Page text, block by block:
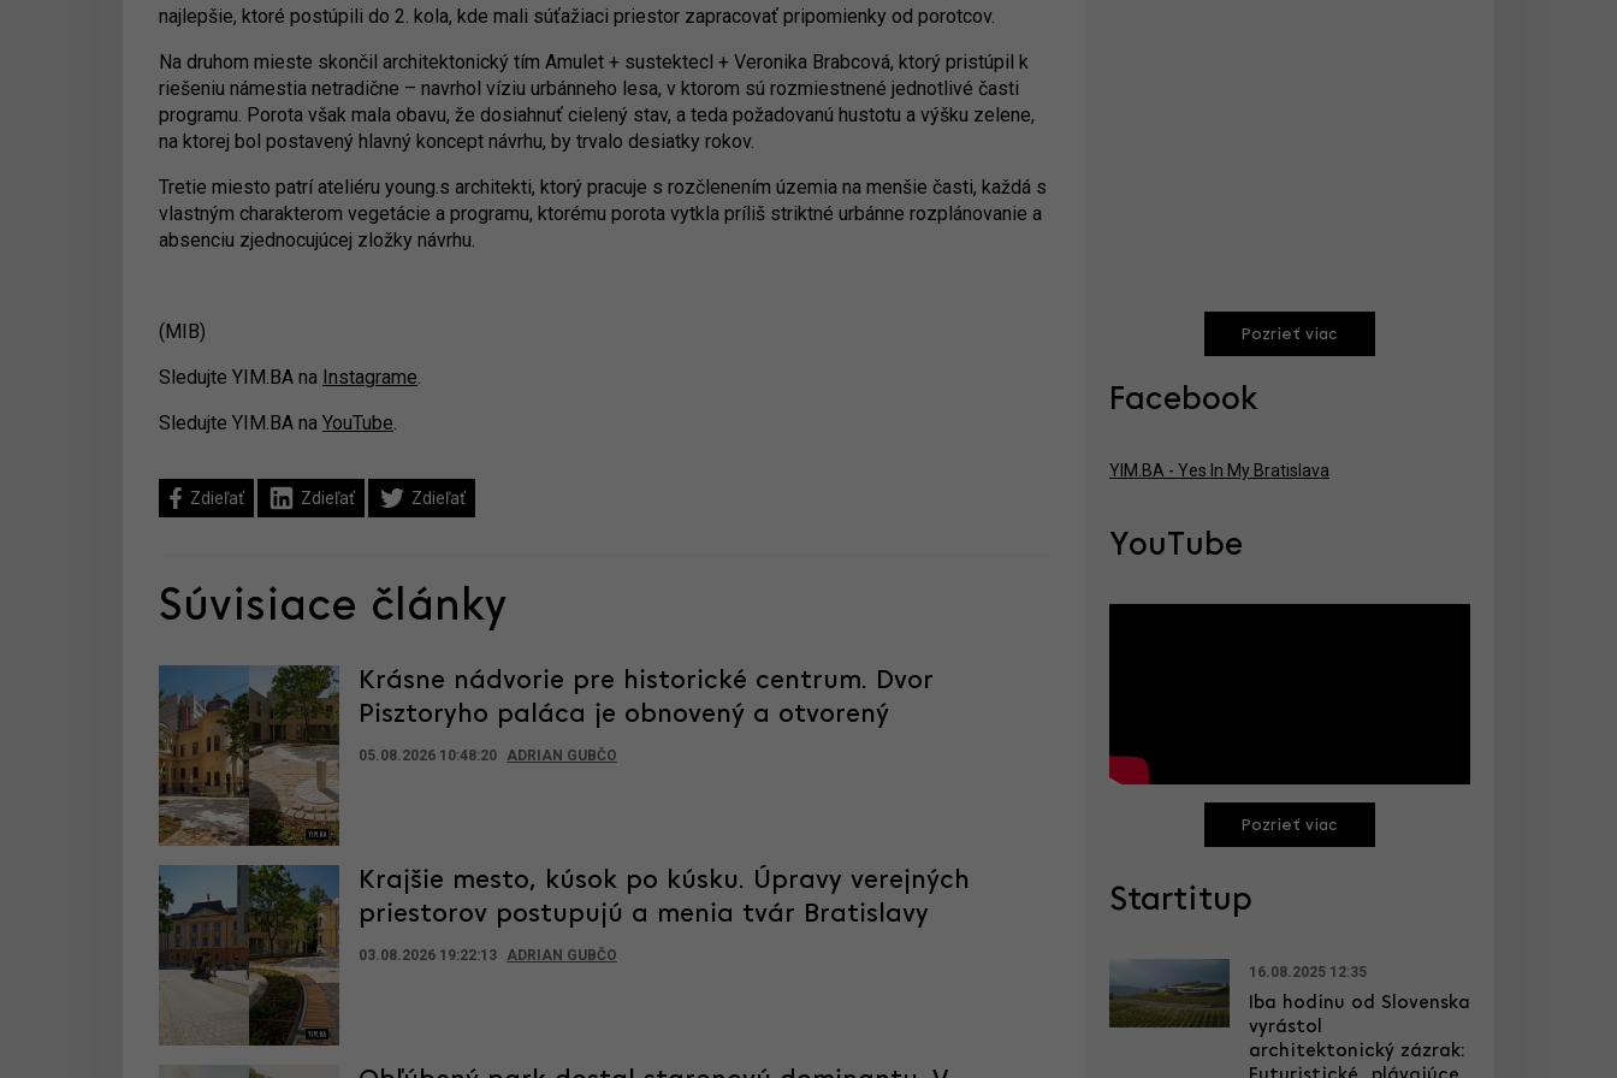
najlepšie, ktoré postúpili do 2. kola, kde mali súťažiaci priestor zapracovať pripomienky od porotcov.
Na druhom mieste skončil architektonický tím Amulet + sustektecl + Veronika Brabcová, ktorý pristúpil k
riešeniu námestia netradične – navrhol víziu urbánneho lesa, v ktorom sú rozmiestnené jednotlivé časti
programu. Porota však mala obavu, že dosiahnuť cielený stav, a teda požadovanú hustotu a výšku zelene,
na ktorej bol postavený hlavný koncept návrhu, by trvalo desiatky rokov.
Tretie miesto patrí ateliéru young.s architekti, ktorý pracuje s rozčlenením územia na menšie časti, každá s
vlastným charakterom vegetácie a programu, ktorému porota vytkla príliš striktné urbánne rozplánovanie a
absenciu zjednocujúcej zložky návrhu.
(MIB)
Sledujte YIM.BA na Instagrame.
Sledujte YIM.BA na YouTube.
Zdieľať Zdieľať Zdieľať
Súvisiace články
Krásne nádvorie pre historické centrum. Dvor
Pisztoryho paláca je obnovený a otvorený
05.08.2026 10:48:20 ADRIAN GUBČO
Krajšie mesto, kúsok po kúsku. Úpravy verejných
priestorov postupujú a menia tvár Bratislavy
03.08.2026 19:22:13 ADRIAN GUBČO
Pozrieť viac
Facebook
YIM.BA - Yes In My Bratislava
YouTube
Pozrieť viac
Startitup
16.08.2025 12:35
Iba hodinu od Slovenska
vyrástol
architektonický zázrak: